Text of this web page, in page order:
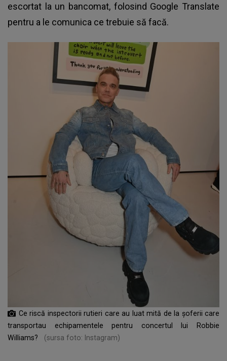
escortat la un bancomat, folosind Google Translate
pentru a le comunica ce trebuie să facă.
Ce riscă inspectorii rutieri care au luat mită de la șoferii care
transportau echipamentele pentru concertul lui Robbie
Williams?
(sursa foto: Instagram)